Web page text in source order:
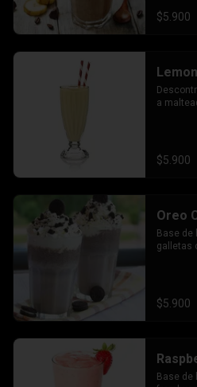
$5.900
a
$5.900
Oreo
Base de
galletas
$5.900
Base de